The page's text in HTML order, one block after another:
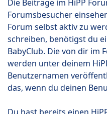
Die Beiträge im HiPP
Forumsbesucher
Forum selbst aktiv zu
schreiben, benötigst du
BabyClub. Die von dir im
werden unter deinem
Benutzernamen
das, wenn du deinen